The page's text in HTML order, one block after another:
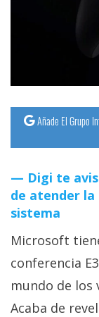
Trucos
y
Tutoriales
Sistemas
operativos
Profesional
+
Añade El Grupo
Digi te
de atender la
sistema
Microsoft
conferencia
mundo de los
Acaba de